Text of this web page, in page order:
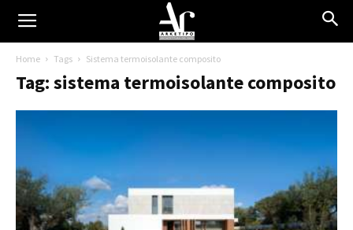
Home Tags Sistema termoisolante composito
Tag: sistema termoisolante composito